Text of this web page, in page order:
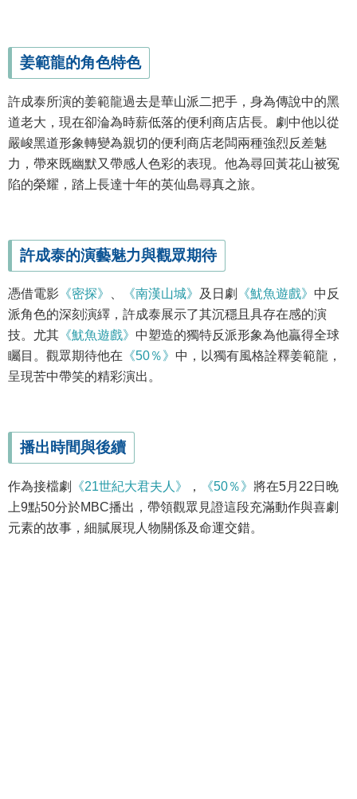
姜範龍的角色特色
許成泰所演的姜範龍過去是華山派二把手，身為傳說中的黑
道老大，現在卻淪為時薪低落的便利商店店長。劇中他以從
嚴峻黑道形象轉變為親切的便利商店老闆兩種強烈反差魅
力，帶來既幽默又帶感人色彩的表現。他為尋回黃花山被冤
陷的榮耀，踏上長達十年的英仙島尋真之旅。
許成泰的演藝魅力與觀眾期待
憑借電影 《密探》 、 《南漢山城》 及日劇 《魷魚遊戲》 中反
派角色的深刻演繹，許成泰展示了其沉穩且具存在感的演
技。尤其 《魷魚遊戲》 中塑造的獨特反派形象為他贏得全球
矚目。觀眾期待他在 《50％》 中，以獨有風格詮釋姜範龍，
呈現苦中帶笑的精彩演出。
播出時間與後續
作為接檔劇 《21世紀大君夫人》 ， 《50％》 將在5月22日晚
上9點50分於MBC播出，帶領觀眾見證這段充滿動作與喜劇
元素的故事，細膩展現人物關係及命運交錯。